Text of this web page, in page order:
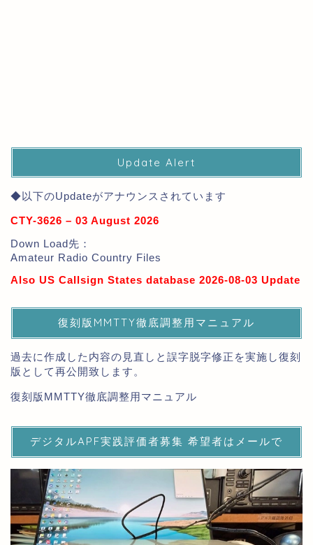
Update Alert
◆以下のUpdateがアナウンスされています
CTY-3626 – 03 August 2026
Down Load先：
Amateur Radio Country Files
Also US Callsign States database 2026-08-03 Update
復刻版MMTTY徹底調整用マニュアル
過去に作成した内容の見直しと誤字脱字修正を実施し復刻
版として再公開致します。
復刻版MMTTY徹底調整用マニュアル
デジタルAPF実践評価者募集 希望者はメールで